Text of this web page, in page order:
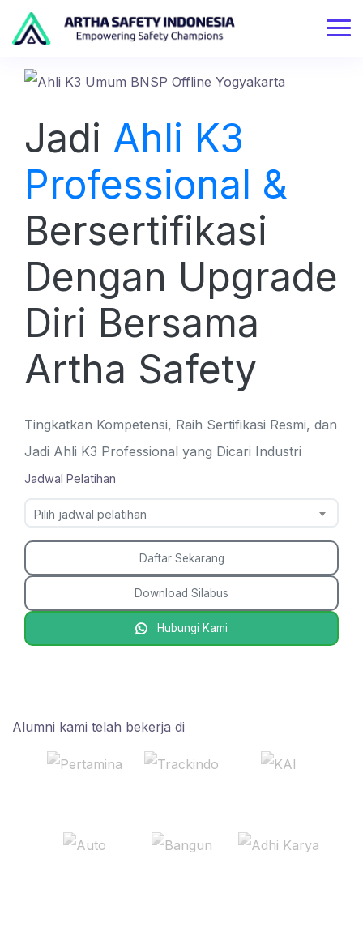
Jadi Ahli K3
Professional &
Bersertifikasi
Dengan Upgrade
Diri Bersama
Artha Safety
Tingkatkan Kompetensi, Raih Sertifikasi Resmi, dan
Jadi Ahli K3 Professional yang Dicari Industri
Jadwal Pelatihan
Pilih jadwal pelatihan
Daftar Sekarang
Download Silabus
Hubungi Kami
Alumni kami telah bekerja di